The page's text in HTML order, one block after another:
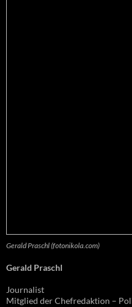
Gerald Praschl (fotonikola.com)
Gerald Praschl
Journalist
Mitglied der Chefredaktion –